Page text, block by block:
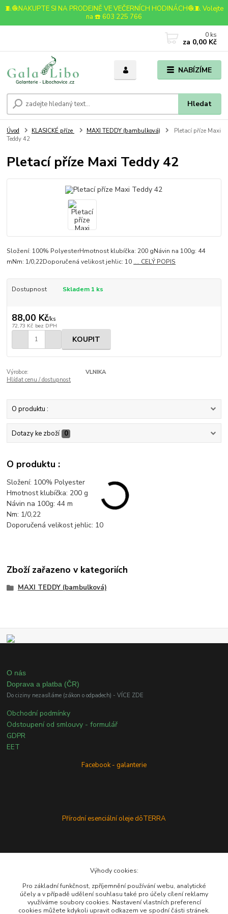
🧵🧶NAKUPTE SI NA PRODEJNĚ VE VEČERNÍCH HODINÁCH🧶🧵 Volejte
na ☎️ 603 225 766
NABÍZÍME
Hledat
0 ks
za 0,00 Kč
Úvod KLASICKÉ příze MAXI TEDDY (bambulková)
Pletací příze Maxi
Teddy 42
Pletací příze Maxi Teddy 42
Složení: 100% PolyesterHmotnost klubíčka: 200 gNávin na 100g: 44
mNm: 1/0,22Doporučená velikost jehlic: 10 .... CELÝ POPIS
Dostupnost Skladem 1 ks
88,00 Kč/ks
72,73 Kč bez DPH
KOUPIT
Výrobce:
VLNIKA
Hlídat cenu / dostupnost
O produktu :
Dotazy ke zboží 0
O produktu :
Složení: 100% Polyester
Hmotnost klubíčka: 200 g
Návin na 100g: 44 m
Nm: 1/0,22
Doporučená velikost jehlic: 10
Zboží zařazeno v kategoriích
MAXI TEDDY (bambulková)
O nás
Doprava a platba (ČR)
Do ciziny nezasíláme (zákon o odpadech) - VÍCE ZDE
Obchodní podmínky
Odstoupení od smlouvy - formulář
GDPR
EET
Facebook - galanterie
Přírodní esenciální oleje dōTERRA
Výhody cookies:
Pro základní funkčnost, zpříjemnění používání webu, analytické
účely a v případě udělení souhlasu také pro účely cílení reklamy
využíváme soubory cookies. Nastavení vlastních preferencí
cookies můžete kdykoli upravit odkazem ve spodní části stránek.